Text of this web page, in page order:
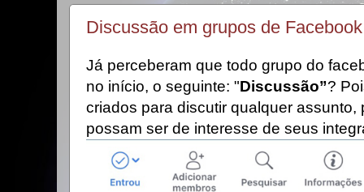
Discussão em grupos de Facebook
Já perceberam que todo grupo do
no início, o seguinte: "Discussão”?
criados para discutir qualquer
possam ser de interesse de seus